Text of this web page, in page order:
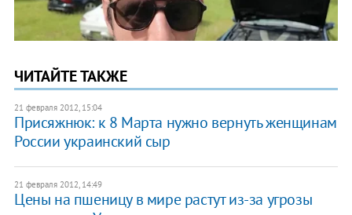
ЧИТАЙТЕ ТАКЖЕ
21 февраля 2012, 15:04
Присяжнюк: к 8 Марта нужно вернуть женщинам
России украинский сыр
21 февраля 2012, 14:49
Цены на пшеницу в мире растут из-за угрозы